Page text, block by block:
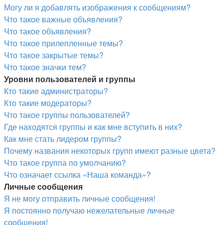
Могу ли я добавлять изображения к сообщениям?
Что такое важные объявления?
Что такое объявления?
Что такое прилепленные темы?
Что такое закрытые темы?
Что такое значки тем?
Уровни пользователей и группы
Кто такие администраторы?
Кто такие модераторы?
Что такое группы пользователей?
Где находятся группы и как мне вступить в них?
Как мне стать лидером группы?
Почему названия некоторых групп имеют разные цвета?
Что такое группа по умолчанию?
Что означает ссылка «Наша команда»?
Личные сообщения
Я не могу отправить личные сообщения!
Я постоянно получаю нежелательные личные
сообщения!